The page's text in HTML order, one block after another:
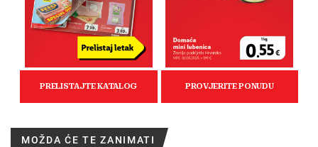
MOŽDA ĆE TE ZANIMATI